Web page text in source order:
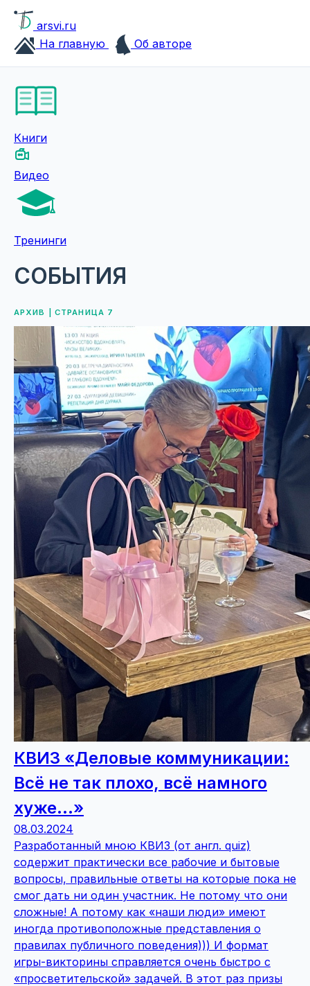
arsvi.ru
На главную
Об авторе
Книги
Видео
Тренинги
СОБЫТИЯ
АРХИВ | СТРАНИЦА 7
КВИЗ «Деловые коммуникации:
Всё не так плохо, всё намного
хуже...»
08.03.2024
Разработанный мною КВИЗ (от англ. quiz)
содержит практически все рабочие и бытовые
вопросы, правильные ответы на которые пока не
смог дать ни один участник. Не потому что они
сложные! А потому как «наши люди» имеют
иногда противоположные представления о
правилах публичного поведения))) И формат
игры-викторины справляется очень быстро с
«просветительской» задачей. В этот раз призы